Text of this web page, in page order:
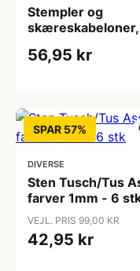
Stempler og
skæreskabeloner,
56,95 kr
SPAR 57%
DIVERSE
Sten Tusch/Tus
farver 1mm - 6
VEJL. PRIS 99,00 KR
42,95 kr